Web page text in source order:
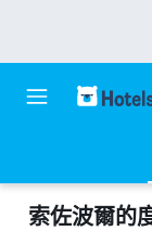
索佐波爾的